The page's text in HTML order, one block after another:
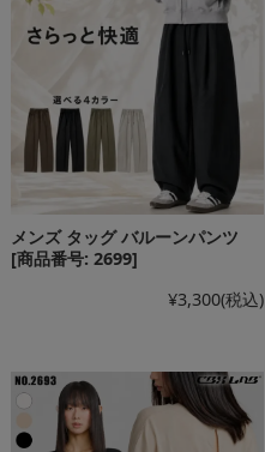
メンズ タッグ バルーンパンツ
[商品番号: 2699]
¥3,300(税込)